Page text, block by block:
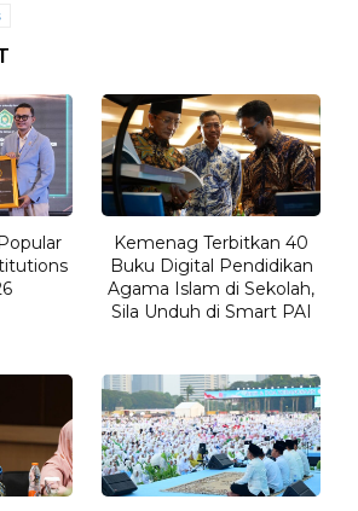
Kemenag Terbitkan 40
Buku Digital Pendidikan
Agama Islam di Sekolah,
Sila Unduh di Smart PAI